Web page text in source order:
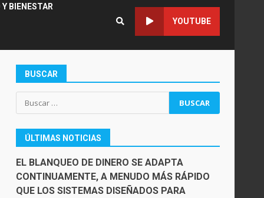
BIENESTAR
YOUTUBE
BUSCAR
Buscar:
ÚLTIMAS NOTICIAS
EL BLANQUEO DE DINERO SE ADAPTA
CONTINUAMENTE, A MENUDO MÁS RÁPIDO
QUE LOS SISTEMAS DISEÑADOS PARA